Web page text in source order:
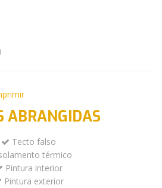
ABRANGIDAS
Tecto falso
térmico
Pintura interior
Pintura exterior